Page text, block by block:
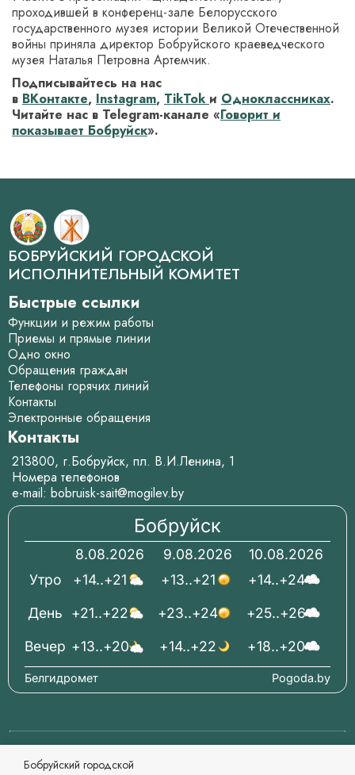
проходившей в конференц-зале Белорусского
государственного музея истории Великой Отечественной
войны приняла директор Бобруйского краеведческого
музея Наталья Петровна Артемчик.
Подписывайтесь на нас
в ВКонтакте, Instagram, TikTok и Одноклассниках.
Читайте нас в Telegram-канале «Говорит и
показывает Бобруйск».
БОБРУЙСКИЙ ГОРОДСКОЙ
ИСПОЛНИТЕЛЬНЫЙ КОМИТЕТ
Быстрые ссылки
Функции и режим работы
Приемы и прямые линии
Одно окно
Обращения граждан
Телефоны горячих линий
Контакты
Электронные обращения
Контакты
213800, г.Бобруйск, пл. В.И.Ленина, 1
Номера телефонов
e-mail: bobruisk-sait@mogilev.by
Бобруйск
8.08.2026
+14..+21
+21..+22
+13..+20
9.08.2026
+13..+21
+23..+24
+14..+22
10.08.2026
+14..+24
+25..+26
+18..+20
Вечер
День
Утро
Pogoda.by
Белгидромет
© 2006-2026 Бобруйский городской исполнительный
Бобруйский городской